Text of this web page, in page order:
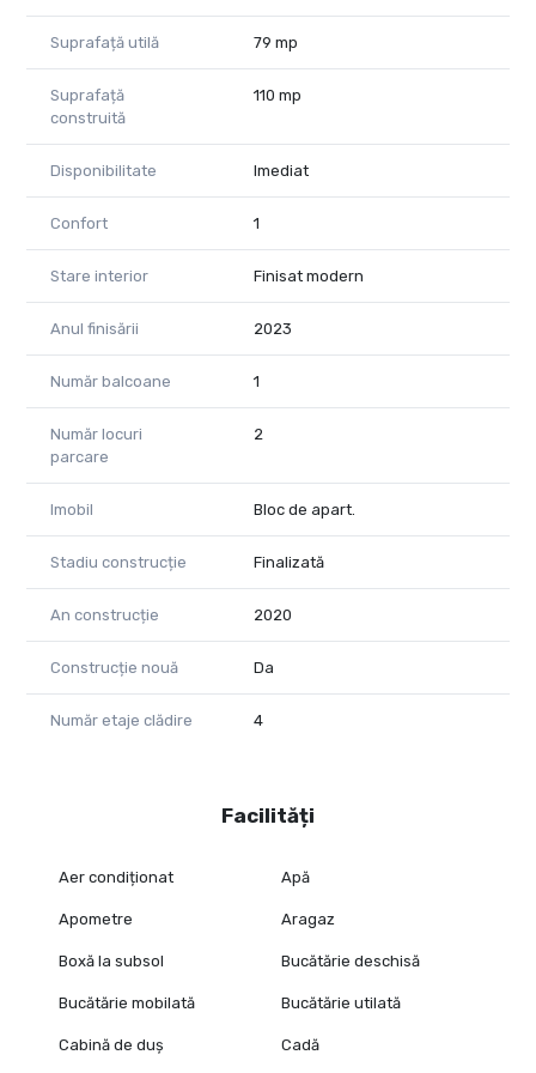
Suprafață utilă 79 mp
Suprafață
construită
110 mp
Disponibilitate Imediat
Confort 1
Stare interior Finisat modern
Anul finisării 2023
Număr balcoane 1
Număr locuri
parcare
2
Imobil Bloc de apart.
Stadiu construcție Finalizată
An construcție 2020
Construcție nouă Da
Număr etaje clădire 4
Facilități
Aer condiționat Apă
Apometre Aragaz
Boxă la subsol Bucătărie deschisă
Bucătărie mobilată Bucătărie utilată
Cabină de duș Cadă